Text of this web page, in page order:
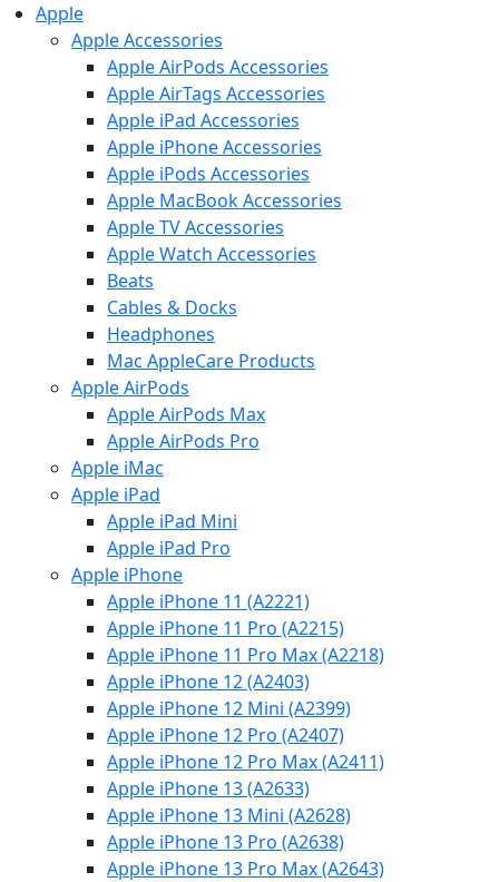
Apple
Apple Accessories
Apple AirPods Accessories
Apple AirTags Accessories
Apple iPad Accessories
Apple iPhone Accessories
Apple iPods Accessories
Apple MacBook Accessories
Apple TV Accessories
Apple Watch Accessories
Beats
Cables & Docks
Headphones
Mac AppleCare Products
Apple AirPods
Apple AirPods Max
Apple AirPods Pro
Apple iMac
Apple iPad
Apple iPad Mini
Apple iPad Pro
Apple iPhone
Apple iPhone 11 (A2221)
Apple iPhone 11 Pro (A2215)
Apple iPhone 11 Pro Max (A2218)
Apple iPhone 12 (A2403)
Apple iPhone 12 Mini (A2399)
Apple iPhone 12 Pro (A2407)
Apple iPhone 12 Pro Max (A2411)
Apple iPhone 13 (A2633)
Apple iPhone 13 Mini (A2628)
Apple iPhone 13 Pro (A2638)
Apple iPhone 13 Pro Max (A2643)